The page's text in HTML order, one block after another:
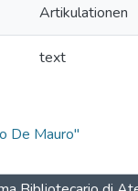
Artikulationen
text
De Mauro"